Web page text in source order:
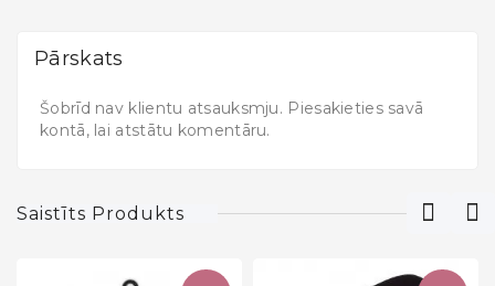
Pārskats
Šobrīd nav klientu atsauksmju. Piesakieties savā
kontā, lai atstātu komentāru.
Saistīts Produkts